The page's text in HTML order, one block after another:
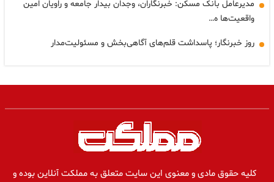
مدیرعامل بانک مسکن: خبرنگاران، وجدان بیدار جامعه و راویان امین
واقعیت‌ها ه…
روز خبرنگار؛ پاسداشت قلم‌های آگاهی‌بخش و مسئولیت‌مدار
کلیه حقوق مادی و معنوی این سایت متعلق به مملکت آنلاین بوده و